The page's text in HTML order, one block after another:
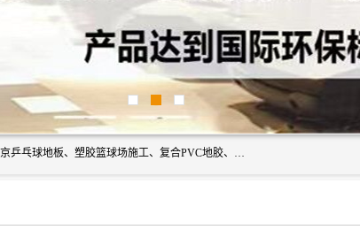
北京奥丽奇地板有限公司是一家医院专用地胶厂家，主营产品：北京乒乓球地板、塑胶篮球场施工、复合PVC地胶、学校PVC地板、幼儿园地胶等，奥丽奇是一家销售为一体PVC地板，塑胶地板为主的销售企业，公司所生产的PVC塑胶地板产品主要用于办公楼、医院、 机场、学校、幼儿园、商场、交通工具、宾馆、车站等公共场所。